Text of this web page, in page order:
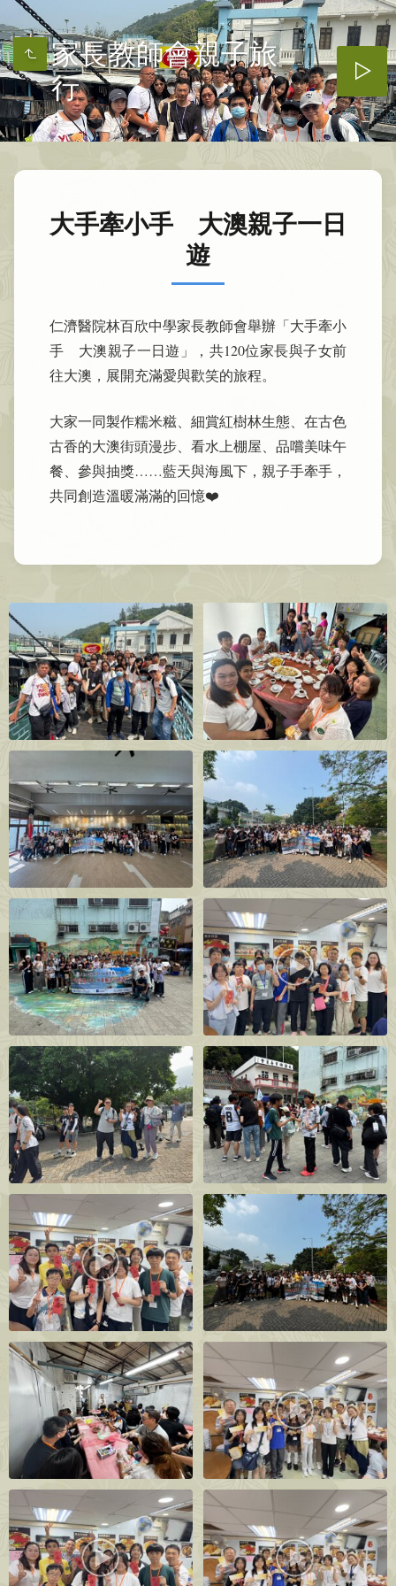
家長教師會親子旅
行
大手牽小手 大澳親子一日
遊
仁濟醫院林百欣中學家長教師會舉辦「大手牽小
手 大澳親子一日遊」，共120位家長與子女前
往大澳，展開充滿愛與歡笑的旅程。
大家一同製作糯米糍、細賞紅樹林生態、在古色
古香的大澳街頭漫步、看水上棚屋、品嚐美味午
餐、參與抽獎……藍天與海風下，親子手牽手，
共同創造溫暖滿滿的回憶❤️